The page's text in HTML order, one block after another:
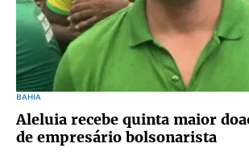
BAHIA
Aleluia recebe quinta maior
de empresário bolsonarista